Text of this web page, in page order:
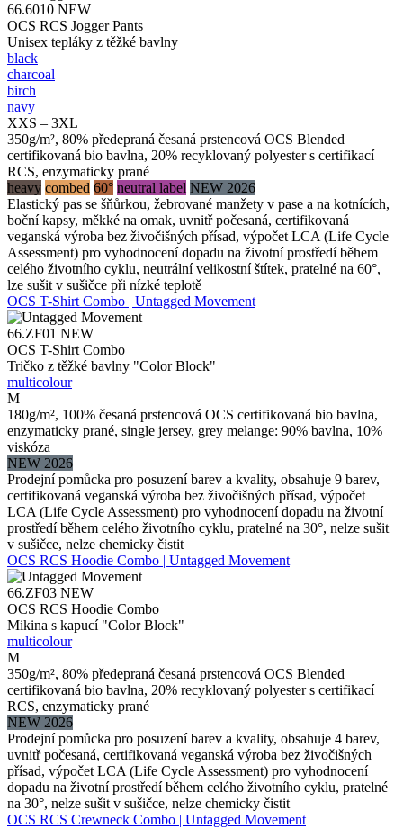
66.6010 NEW
OCS RCS Jogger Pants
Unisex tepláky z těžké bavlny
black
charcoal
birch
navy
XXS – 3XL
350g/m², 80% předepraná česaná prstencová OCS Blended
certifikovaná bio bavlna, 20% recyklovaný polyester s certifikací
RCS, enzymaticky prané
heavy combed 60° neutral label NEW 2026
Elastický pas se šňůrkou, žebrované manžety v pase a na kotnících,
boční kapsy, měkké na omak, uvnitř počesaná, certifikovaná
veganská výroba bez živočišných přísad, výpočet LCA (Life Cycle
Assessment) pro vyhodnocení dopadu na životní prostředí během
celého životního cyklu, neutrální velikostní štítek, pratelné na 60°,
lze sušit v sušičce při nízké teplotě
OCS T-Shirt Combo | Untagged Movement
66.ZF01 NEW
OCS T-Shirt Combo
Tričko z těžké bavlny "Color Block"
multicolour
M
180g/m², 100% česaná prstencová OCS certifikovaná bio bavlna,
enzymaticky prané, single jersey, grey melange: 90% bavlna, 10%
viskóza
NEW 2026
Prodejní pomůcka pro posuzení barev a kvality, obsahuje 9 barev,
certifikovaná veganská výroba bez živočišných přísad, výpočet
LCA (Life Cycle Assessment) pro vyhodnocení dopadu na životní
prostředí během celého životního cyklu, pratelné na 30°, nelze sušit
v sušičce, nelze chemicky čistit
OCS RCS Hoodie Combo | Untagged Movement
66.ZF03 NEW
OCS RCS Hoodie Combo
Mikina s kapucí "Color Block"
multicolour
M
350g/m², 80% předepraná česaná prstencová OCS Blended
certifikovaná bio bavlna, 20% recyklovaný polyester s certifikací
RCS, enzymaticky prané
NEW 2026
Prodejní pomůcka pro posuzení barev a kvality, obsahuje 4 barev,
uvnitř počesaná, certifikovaná veganská výroba bez živočišných
přísad, výpočet LCA (Life Cycle Assessment) pro vyhodnocení
dopadu na životní prostředí během celého životního cyklu, pratelné
na 30°, nelze sušit v sušičce, nelze chemicky čistit
OCS RCS Crewneck Combo | Untagged Movement